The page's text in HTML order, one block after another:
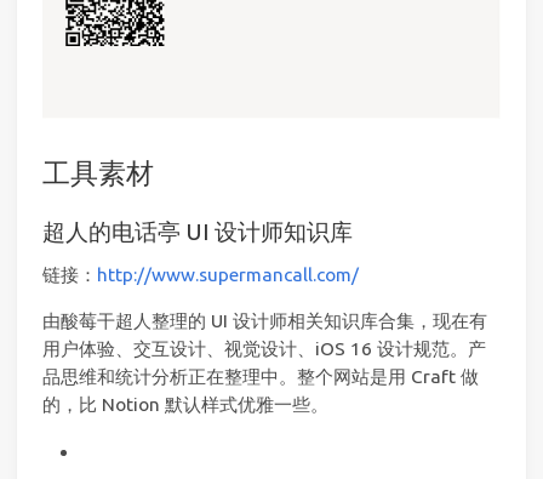
工具素材
超人的电话亭 UI 设计师知识库
链接： http://www.supermancall.com/
由酸莓干超人整理的 UI 设计师相关知识库合集，现在有
用户体验、交互设计、视觉设计、iOS 16 设计规范。产
品思维和统计分析正在整理中。整个网站是用 Craft 做
的，比 Notion 默认样式优雅一些。